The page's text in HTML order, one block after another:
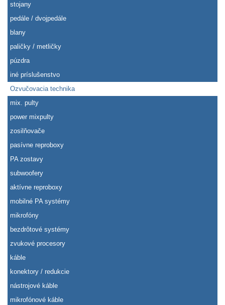
stojany
pedále / dvojpedále
blany
paličky / metličky
púzdra
iné príslušenstvo
Ozvučovacia technika
mix. pulty
power mixpulty
zosilňovače
pasívne reproboxy
PA zostavy
subwoofery
aktívne reproboxy
mobilné PA systémy
mikrofóny
bezdrôtové systémy
zvukové procesory
káble
konektory / redukcie
nástrojové káble
mikrofónové káble